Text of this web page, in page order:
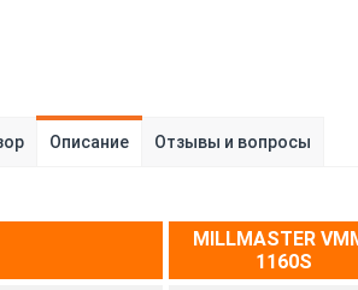
Описание Отзывы и вопросы
MILLMASTER
1160S